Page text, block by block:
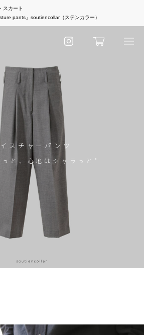
スカート
pants」soutiencollar（ステンカラー）
スチャーパンツ
と、心地はシャラっと"